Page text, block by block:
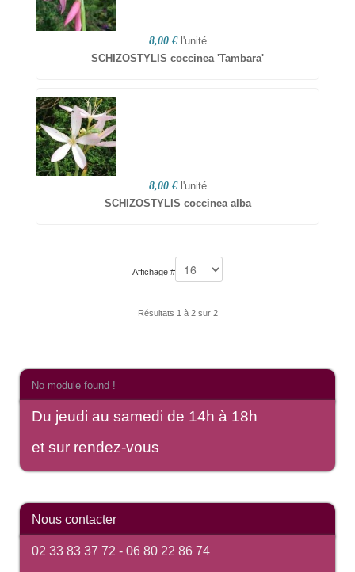
8,00 € l'unité
SCHIZOSTYLIS coccinea 'Tambara'
8,00 € l'unité
SCHIZOSTYLIS coccinea alba
Affichage #
Résultats 1 à 2 sur 2
No module found !
Du jeudi au samedi de 14h à 18h
et sur rendez-vous
Nous contacter
02 33 83 37 72 - 06 80 22 86 74